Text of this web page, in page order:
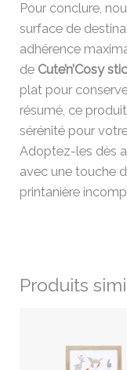
Pour conclure,
surface de
adhérence
de Cute’n’Cosy
plat pour
résumé, ce
sérénité pour
Adoptez-les dès
avec une touche
printanière
Produits